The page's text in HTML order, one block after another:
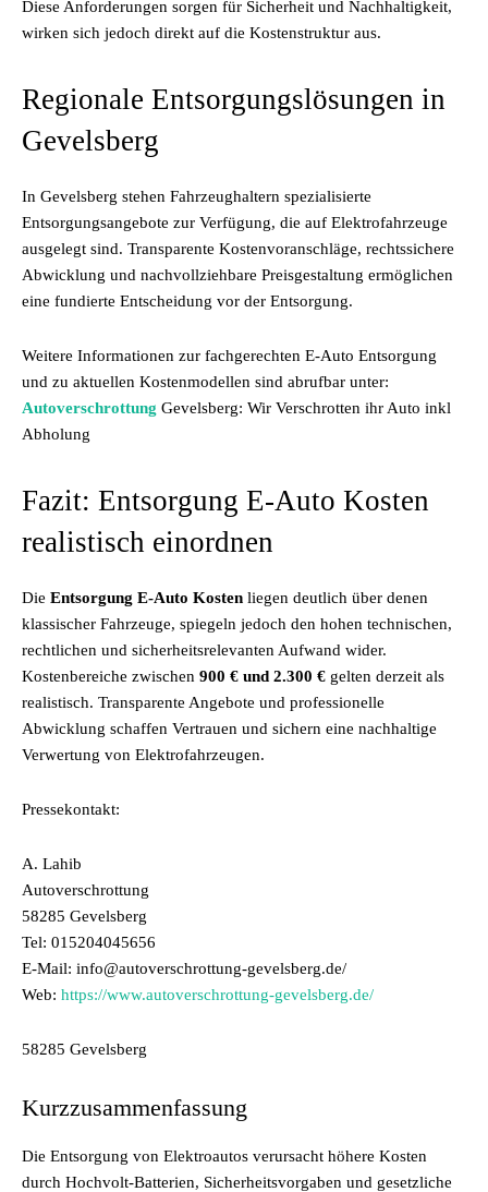
Diese Anforderungen sorgen für Sicherheit und Nachhaltigkeit,
wirken sich jedoch direkt auf die Kostenstruktur aus.
Regionale Entsorgungslösungen in
Gevelsberg
In Gevelsberg stehen Fahrzeughaltern spezialisierte
Entsorgungsangebote zur Verfügung, die auf Elektrofahrzeuge
ausgelegt sind. Transparente Kostenvoranschläge, rechtssichere
Abwicklung und nachvollziehbare Preisgestaltung ermöglichen
eine fundierte Entscheidung vor der Entsorgung.
Weitere Informationen zur fachgerechten E-Auto Entsorgung
und zu aktuellen Kostenmodellen sind abrufbar unter:
Autoverschrottung Gevelsberg: Wir Verschrotten ihr Auto inkl
Abholung
Fazit: Entsorgung E-Auto Kosten
realistisch einordnen
Die Entsorgung E-Auto Kosten liegen deutlich über denen
klassischer Fahrzeuge, spiegeln jedoch den hohen technischen,
rechtlichen und sicherheitsrelevanten Aufwand wider.
Kostenbereiche zwischen 900 € und 2.300 € gelten derzeit als
realistisch. Transparente Angebote und professionelle
Abwicklung schaffen Vertrauen und sichern eine nachhaltige
Verwertung von Elektrofahrzeugen.
Pressekontakt:
A. Lahib
Autoverschrottung
58285 Gevelsberg
Tel: 015204045656
E-Mail: info@autoverschrottung-gevelsberg.de/
Web: https://www.autoverschrottung-gevelsberg.de/
58285 Gevelsberg
Kurzzusammenfassung
Die Entsorgung von Elektroautos verursacht höhere Kosten
durch Hochvolt-Batterien, Sicherheitsvorgaben und gesetzliche